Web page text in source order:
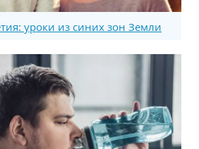
уроки из синих зон Земли